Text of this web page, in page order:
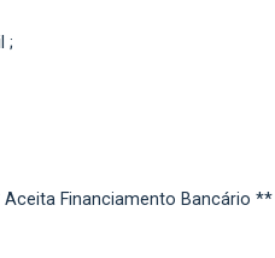
;
Financiamento Bancário **